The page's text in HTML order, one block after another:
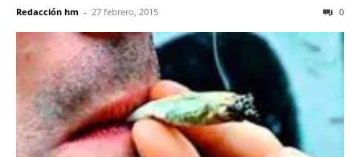
Redacción hm - 27 febrero, 2015 0